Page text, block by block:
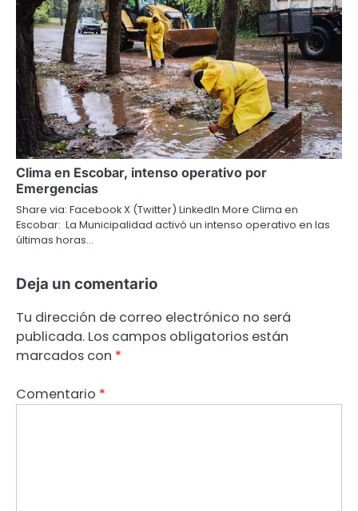
Clima en Escobar, intenso operativo por
Emergencias
Share via: Facebook X (Twitter) LinkedIn More Clima en
Escobar: La Municipalidad activó un intenso operativo en las
últimas horas…
Deja un comentario
Tu dirección de correo electrónico no será
publicada. Los campos obligatorios están
marcados con *
Comentario *